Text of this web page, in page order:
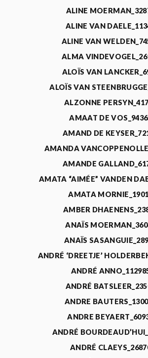
ALINE
ALINE VAN
ALINE VAN
ALMA
ALOÏS VAN
ALOÏS VAN
ALZONNE
AMAAT DE
AMAND DE
AMANDA
AMANDE
AMATA “AIMÉE” VANDEN
AMATA
AMBER
ANAÏS
ANAÏS
ANDRÉ ‘DREETJE’
ANDRÉ
ANDRÉ
ANDRE
ANDRE
ANDRÉ
ANDRÉ